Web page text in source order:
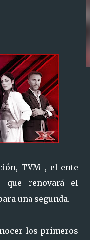
TVM , el ente
que renovará el
una segunda.
los primeros